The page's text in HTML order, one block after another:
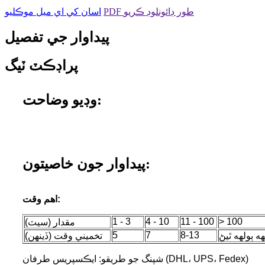
اسان کي اي ميل موڪليو PDF طور ڊائونلوڊ ڪريو
پيداوار جي تفصيل
پراڊڪٽ ٽيگ
وڊيو وضاحت:
پيداوار جون خاصيتون:
اهم وقت:
مقدار (سيٽ) 1 - 3 4 - 10 11 - 100 > 100
تخميني وقت (ڏينهن)
5 7 8-13 ٻولهه ٿيڻ
شپنگ جو طريقو: ايڪسپريس طرفان (DHL، UPS، Fedex)